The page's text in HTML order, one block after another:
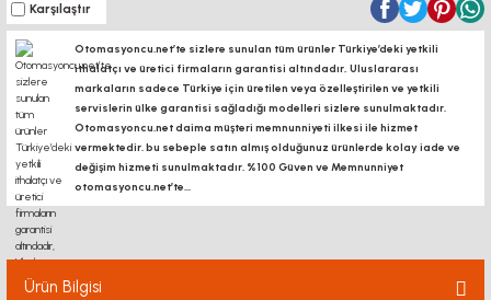
Karşılaştır
Otomasyoncu.net’te sizlere sunulan tüm ürünler Türkiye’deki yetkili
ithalatçı ve üretici firmaların garantisi altındadır, Uluslararası
markaların sadece Türkiye için üretilen veya özelleştirilen ve yetkili
servislerin ülke garantisi sağladığı modelleri sizlere sunulmaktadır.
Otomasyoncu.net daima müşteri memnunniyeti ilkesi ile hizmet
vermektedir. bu sebeple satın almış olduğunuz ürünlerde kolay iade ve
değişim hizmeti sunulmaktadır. %100 Güven ve Memnunniyet
otomasyoncu.net’te...
Ürün Bilgisi